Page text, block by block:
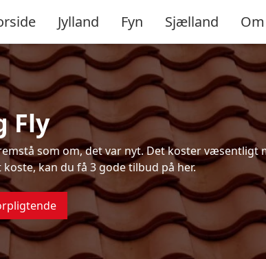
Jylland Fyn Sjælland
Fly
som om, det var nyt. Det koster væsentligt
kan du få 3 gode tilbud på her.